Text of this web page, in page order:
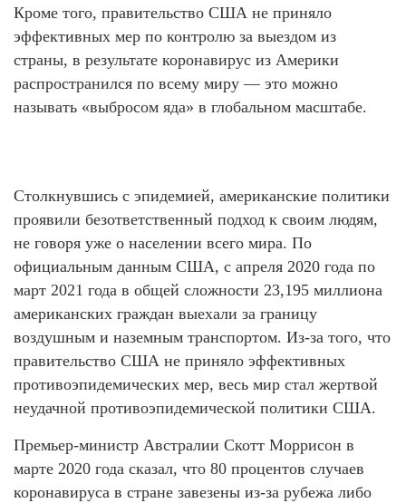
Кроме того, правительство США не приняло
эффективных мер по контролю за выездом из
страны, в результате коронавирус из Америки
распространился по всему миру — это можно
называть «выбросом яда» в глобальном масштабе.
Столкнувшись с эпидемией, американские политики
проявили безответственный подход к своим людям,
не говоря уже о населении всего мира. По
официальным данным США, с апреля 2020 года по
март 2021 года в общей сложности 23,195 миллиона
американских граждан выехали за границу
воздушным и наземным транспортом. Из-за того, что
правительство США не приняло эффективных
противоэпидемических мер, весь мир стал жертвой
неудачной противоэпидемической политики США.
Премьер-министр Австралии Скотт Моррисон в
марте 2020 года сказал, что 80 процентов случаев
коронавируса в стране завезены из-за рубежа либо